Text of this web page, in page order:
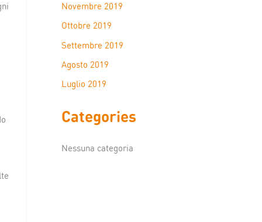
Novembre 2019
Ottobre 2019
Settembre 2019
Agosto 2019
Luglio 2019
Categories
Nessuna categoria